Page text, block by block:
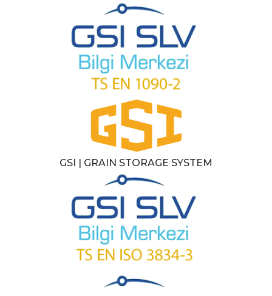
GSI | GRAIN STORAGE SYSTEM